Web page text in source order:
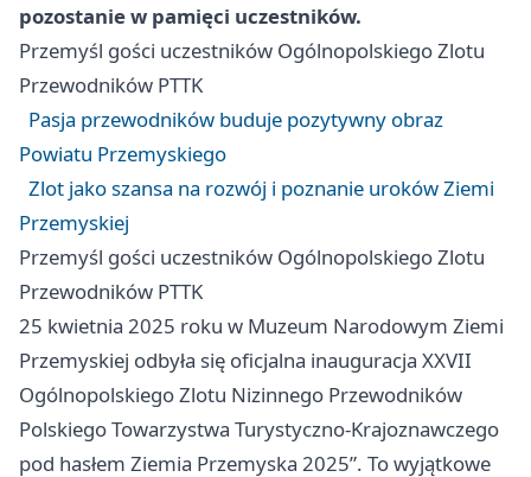
pozostanie w pamięci uczestników.
Przemyśl gości uczestników Ogólnopolskiego Zlotu
Przewodników PTTK
Pasja przewodników buduje pozytywny obraz
Powiatu Przemyskiego
Zlot jako szansa na rozwój i poznanie uroków Ziemi
Przemyskiej
Przemyśl gości uczestników Ogólnopolskiego Zlotu
Przewodników PTTK
25 kwietnia 2025 roku w Muzeum Narodowym Ziemi
Przemyskiej odbyła się oficjalna inauguracja XXVII
Ogólnopolskiego Zlotu Nizinnego Przewodników
Polskiego Towarzystwa Turystyczno-Krajoznawczego
pod hasłem Ziemia Przemyska 2025”. To wyjątkowe